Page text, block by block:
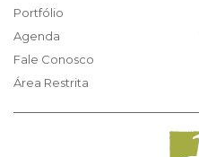
Portfólio
Agenda
Fale Conosco
Área Restrita